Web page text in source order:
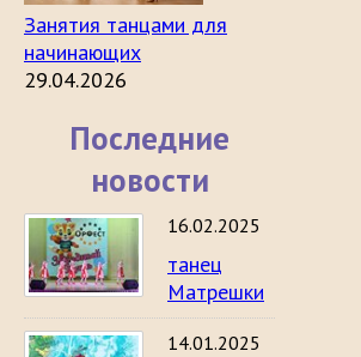
Занятия танцами для
начинающих
29.04.2026
Последние
новости
16.02.2025
танец
Матрешки
14.01.2025